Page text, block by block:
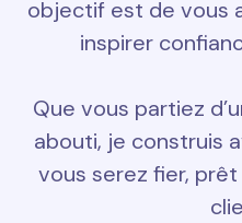
objectif est de vous
inspirer
Que vous partiez
abouti, je construis
vous serez fier,